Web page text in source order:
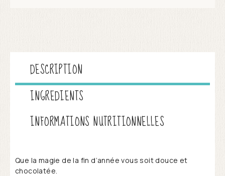
DESCRIPTION
INGREDIENTS
INFORMATIONS NUTRITIONNELLES
Que la magie de la fin d’année vous soit douce et
chocolatée.